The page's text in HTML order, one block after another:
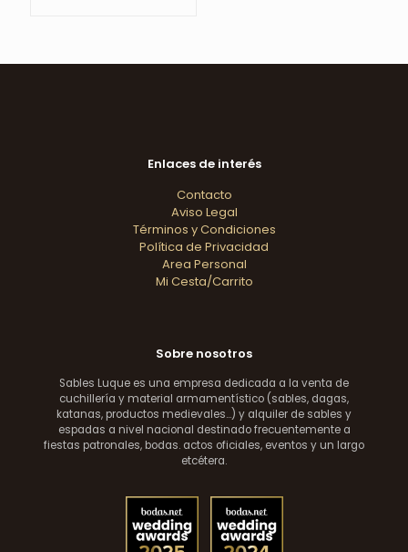
Enlaces de interés
Contacto
Aviso Legal
Términos y Condiciones
Política de Privacidad
Area Personal
Mi Cesta/Carrito
Sobre nosotros
Sables Luque es una empresa dedicada a la venta de
cuchillería y material armamentístico (sables, dagas,
katanas, productos medievales...) y alquiler de sables y
espadas a nivel nacional destinado frecuentemente a
fiestas patronales, bodas. actos oficiales, eventos y un largo
etcétera.